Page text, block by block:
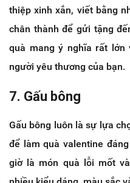
thiệp xinh xắn, viết bằng
chân thành để gửi tặng
quà mang ý nghĩa rất lớn
người yêu thương của bạn.
7. Gấu bông
Gấu bông luôn là sự lựa
để làm quà valentine
giờ là món quà lỗi mốt